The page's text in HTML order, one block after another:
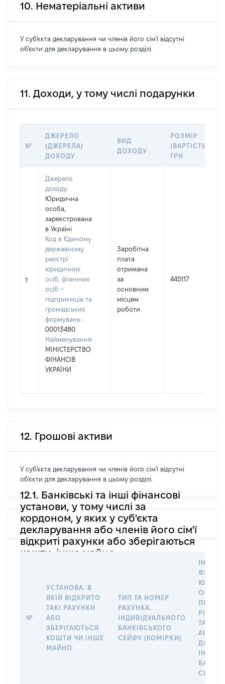
10. Нематеріальні активи
У суб'єкта декларування чи членів його сім'ї відсутні
об'єкти для декларування в цьому розділі.
11. Доходи, у тому числі подарунки
№
ДЖЕРЕЛО
(ДЖЕРЕЛА)
ДОХОДУ
ВИД
ДОХОДУ
РОЗМІР
(ВАРТІСТЬ),
ГРН
1
Джерело
доходу:
Юридична
особа,
зареєстрована
в Україні
Код в Єдиному
державному
реєстрі
юридичних
осіб, фізичних
осіб –
підприємців та
громадських
формувань:
00013480
Найменування:
МІНІСТЕРСТВО
ФІНАНСІВ
УКРАЇНИ
Заробітна
плата
отримана
за
основним
місцем
роботи
445117
12. Грошові активи
У суб'єкта декларування чи членів його сім'ї відсутні
об'єкти для декларування в цьому розділі.
12.1. Банківські та інші фінансові
установи, у тому числі за
кордоном, у яких у суб'єкта
декларування або членів його сім'ї
відкриті рахунки або зберігаються
кошти, інше майно
№
УСТАНОВА, В
ЯКІЙ ВІДКРИТО
ТАКІ РАХУНКИ
АБО
ЗБЕРІГАЮТЬСЯ
КОШТИ ЧИ ІНШЕ
МАЙНО
ТИП ТА НОМЕР
РАХУНКА,
ІНДИВІДУАЛЬНОГО
БАНКІВСЬКОГО
СЕЙФУ (КОМІРКИ)
ПРАВО
ТАКИМ
АБО
ДО
СЕЙФУ